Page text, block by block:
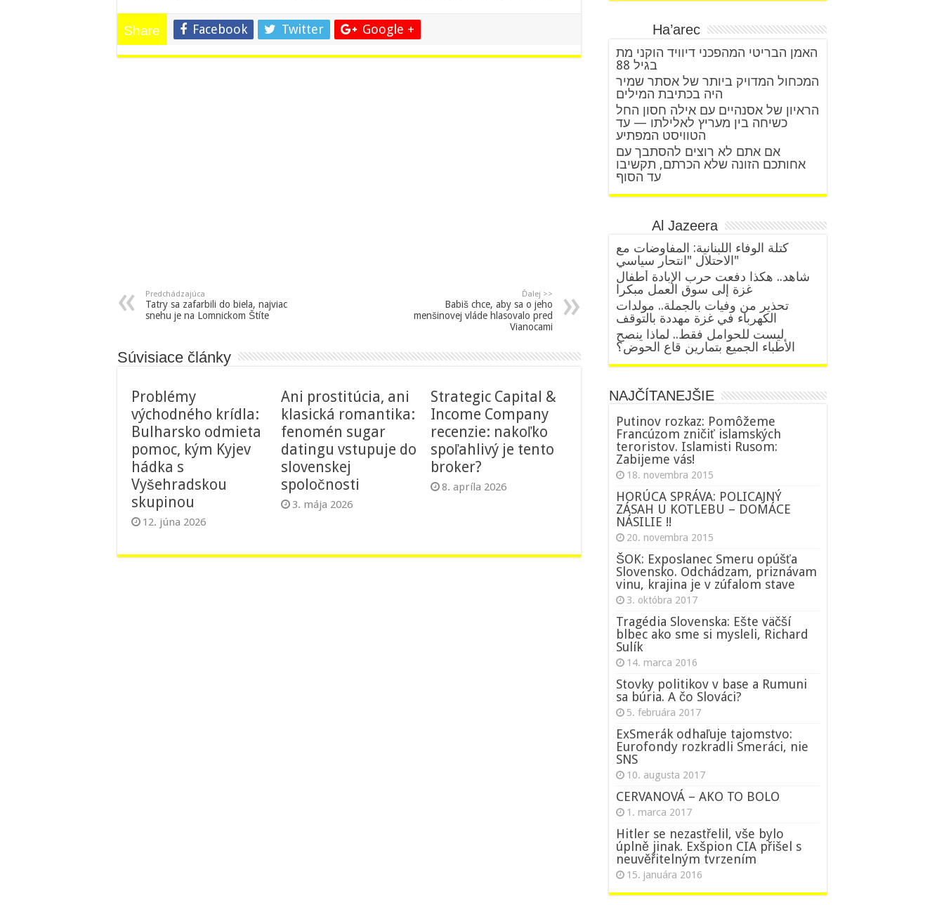
Share Facebook Twitter Google +
Predchádzajúca
Tatry sa zafarbili do biela, najviac
snehu je na Lomnickom Štíte
Ďalej >>
Babiš chce, aby sa o jeho
menšinovej vláde hlasovalo pred
Vianocami
Súvisiace články
Problémy
východného krídla:
Bulharsko odmieta
pomoc, kým Kyjev
hádka s
Vyšehradskou
skupinou
12. júna 2026
Ani prostitúcia, ani
klasická romantika:
fenomén sugar
datingu vstupuje do
slovenskej
spoločnosti
3. mája 2026
Strategic Capital &
Income Company
recenzie: nakoľko
spoľahlivý je tento
broker?
8. apríla 2026
Ha’arec
האמן הבריטי המהפכני דיוויד הוקני מת
בגיל 88
המכחול המדויק ביותר של אסתר שמיר
היה בכתיבת המילים
הראיון של אסנהיים עם אילה חסון החל
כשיחה בין מעריץ לאלילתו — עד
הטוויסט המפתיע
אם אתם לא רוצים להסתבך עם
אחותכם הזונה שלא הכרתם, תקשיבו
עד הסוף
Al Jazeera
كتلة الوفاء اللبنانية: المفاوضات مع
الاحتلال "انتحار سياسي"
شاهد.. هكذا دفعت حرب الإبادة أطفال
غزة إلى سوق العمل مبكرا
تحذير من وفيات بالجملة.. مولدات
الكهرباء في غزة مهددة بالتوقف
ليست للحوامل فقط.. لماذا ينصح
الأطباء الجميع بتمارين قاع الحوض؟
NAJČÍTANEJŠIE
Putinov rozkaz: Pomôžeme
Francúzom zničiť islamských
teroristov. Islamisti Rusom:
Zabijeme vás!
18. novembra 2015
HORÚCA SPRÁVA: POLICAJNÝ
ZÁSAH U KOTLEBU – DOMÁCE
NÁSILIE !!
20. novembra 2015
ŠOK: Exposlanec Smeru opúšťa
Slovensko. Odchádzam, priznávam
vinu, krajina je v zúfalom stave
3. októbra 2017
Tragédia Slovenska: Ešte väčší
blbec ako sme si mysleli, Richard
Sulík
14. marca 2016
Stovky politikov v base a Rumuni
sa búria. A čo Slováci?
5. februára 2017
ExSmerák odhaľuje tajomstvo:
Eurofondy rozkradli Smeráci, nie
SNS
10. augusta 2017
CERVANOVÁ – AKO TO BOLO
1. marca 2017
Hitler se nezastřelil, vše bylo
úplně jinak. Exšpion CIA přišel s
neuvěřitelným tvrzením
15. januára 2016